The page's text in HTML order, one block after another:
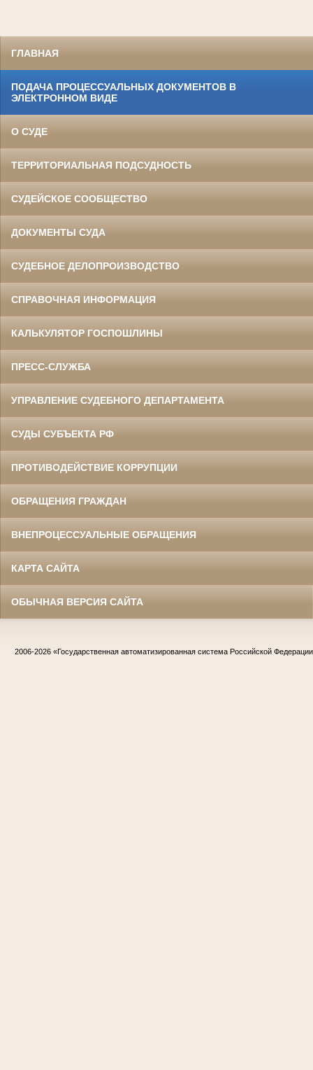
ГЛАВНАЯ
ПОДАЧА ПРОЦЕССУАЛЬНЫХ ДОКУМЕНТОВ В
ЭЛЕКТРОННОМ ВИДЕ
О СУДЕ
ТЕРРИТОРИАЛЬНАЯ ПОДСУДНОСТЬ
СУДЕЙСКОЕ СООБЩЕСТВО
ДОКУМЕНТЫ СУДА
СУДЕБНОЕ ДЕЛОПРОИЗВОДСТВО
СПРАВОЧНАЯ ИНФОРМАЦИЯ
КАЛЬКУЛЯТОР ГОСПОШЛИНЫ
ПРЕСС-СЛУЖБА
УПРАВЛЕНИЕ СУДЕБНОГО ДЕПАРТАМЕНТА
СУДЫ СУБЪЕКТА РФ
ПРОТИВОДЕЙСТВИЕ КОРРУПЦИИ
ОБРАЩЕНИЯ ГРАЖДАН
ВНЕПРОЦЕССУАЛЬНЫЕ ОБРАЩЕНИЯ
КАРТА САЙТА
ОБЫЧНАЯ ВЕРСИЯ САЙТА
2006-2026 «Государственная автоматизированная система Российской